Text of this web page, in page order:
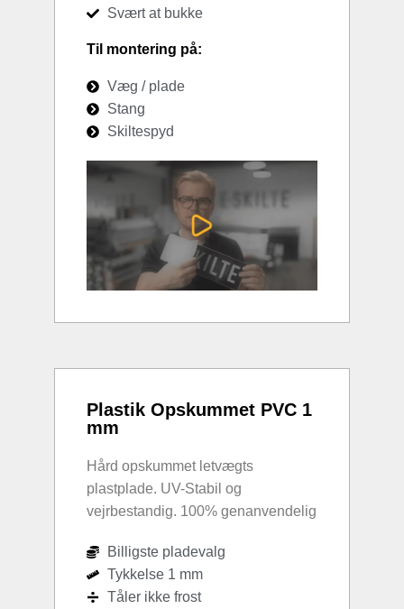
Svært at bukke
Til montering på:
Væg / plade
Stang
Skiltespyd
Plastik Opskummet PVC 1
mm
Hård opskummet letvægts
plastplade. UV-Stabil og
vejrbestandig. 100% genanvendelig
Billigste pladevalg
Tykkelse 1 mm
Tåler ikke frost